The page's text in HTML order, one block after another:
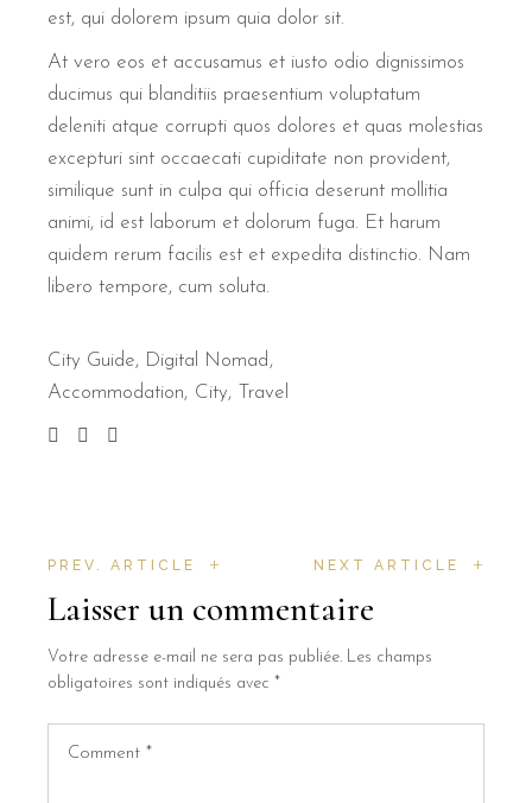
est, qui dolorem ipsum quia dolor sit.
At vero eos et accusamus et iusto odio dignissimos
ducimus qui blanditiis praesentium voluptatum
deleniti atque corrupti quos dolores et quas molestias
excepturi sint occaecati cupiditate non provident,
similique sunt in culpa qui officia deserunt mollitia
animi, id est laborum et dolorum fuga. Et harum
quidem rerum facilis est et expedita distinctio. Nam
libero tempore, cum soluta.
City Guide, Digital Nomad
Accommodation
City Travel
PREV. ARTICLE + NEXT ARTICLE +
Laisser un commentaire
Votre adresse e-mail ne sera pas publiée. Les champs
obligatoires sont indiqués avec *